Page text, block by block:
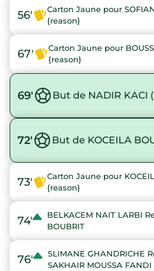
56'
Carton Jaune pour
{reason}
67'
Carton Jaune pour
{reason}
69' But de NADIR KACI
72' But de KOCEILA
73'
Carton Jaune pour
{reason}
74'
BELKACEM NAIT LARBI
BOUBRIT
76'
SLIMANE GHANDRICHE
SAKHAIR MOUSSA FANDI